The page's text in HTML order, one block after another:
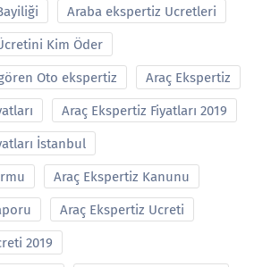
Araba ekspertiz Ucretleri
Kim Öder
Oto ekspertiz Araç Ekspertiz
Araç Ekspertiz Fiyatları 2019
İstanbul
Araç Ekspertiz Kanunu
Araç Ekspertiz Ucreti
2019